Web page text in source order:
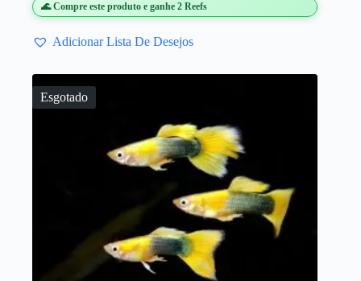
🌊 Compre este produto e ganhe 2 Reefs
Adicionar Lista De Desejos
Esgotado